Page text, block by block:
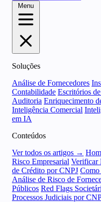
Menu
Soluções
Análise de Fornecedores
Contabilidade Escritórios
Auditoria Enriquecimento
Inteligência Comercial
em IA
Conteúdos
Ver todos os artigos →
Risco Empresarial Verificar
de Crédito por CNPJ Como
Análise de Risco de
Públicos Red Flags
Processos Judiciais por